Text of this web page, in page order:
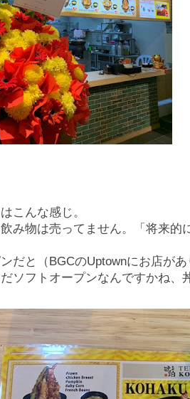
こんな感じ。
み物は売ってません。「将来的
だと（BGCのUptownにお店が
ソフトオープンなんですかね、